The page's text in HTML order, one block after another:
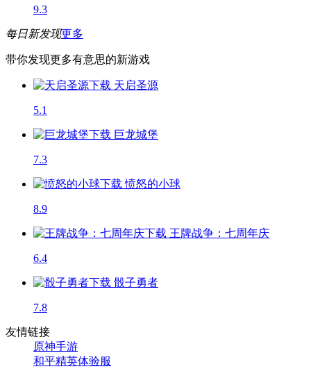
9.3
每日新发现更多
带你发现更多有意思的新游戏
天启圣源
5.1
巨龙城堡
7.3
愤怒的小球
8.9
王牌战争：七周年庆
6.4
骰子勇者
7.8
友情链接
原神手游
和平精英体验服